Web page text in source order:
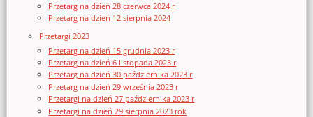
Przetarg na dzień 28 czerwca 2024 r
Przetarg na dzień 12 sierpnia 2024
Przetargi 2023
Przetarg na dzień 15 grudnia 2023 r
Przetarg na dzień 6 listopada 2023 r
Przetarg na dzień 30 października 2023 r
Przetarg na dzień 29 września 2023 r
Przetargi na dzień 27 października 2023 r
Przetargi na dzień 29 sierpnia 2023 rok